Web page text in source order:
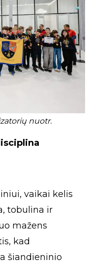
nuotr.
vaikai kelis
tobulina ir
mažens
kad
šiandieninio